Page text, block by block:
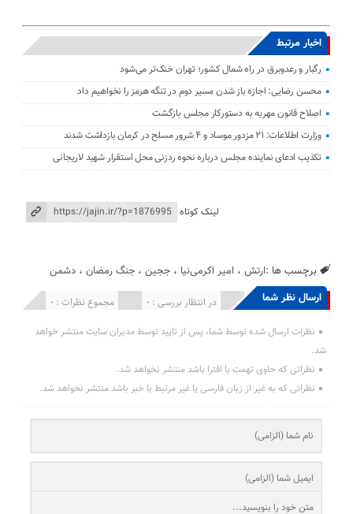
اخبار مرتبط
رگبار و رعدوبرق در راه شمال کشور؛ تهران خنک‌تر می‌شود
محسن رضایی: اجازه باز شدن مسیر دوم در تنگه هرمز را نخواهیم داد
اصلاح قانون مهریه به دستورکار مجلس بازگشت
وزارت اطلاعات: ۲۱ مزدور موساد و ۴ شرور مسلح در کرمان بازداشت شدند
تکذیب ادعای نماینده مجلس درباره نحوه ردزنی محل استقرار شهید لاریجانی
لینک کوتاه
برچسب ها :ارتش ، امیر اکرمی‌نیا ،ججین ،جنگ رمضان ،دشمن
ارسال نظر شما مجموع نظرات : 0 در انتظار بررسی : 0 انتشار یافته : 0
نظرات ارسال شده توسط شما، پس از تایید توسط مدیران سایت منتشر خواهد
شد.
نظراتی که حاوی تهمت یا افترا باشد منتشر نخواهد شد.
نظراتی که به غیر از زبان فارسی یا غیر مرتبط با خبر باشد منتشر نخواهد شد.